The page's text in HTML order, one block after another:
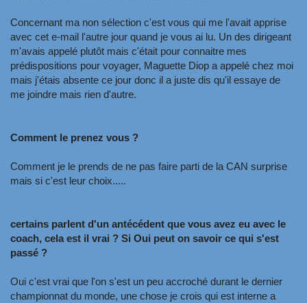
Concernant ma non sélection c'est vous qui me l'avait apprise
avec cet e-mail l'autre jour quand je vous ai lu. Un des dirigeant
m'avais appelé plutôt mais c'était pour connaitre mes
prédispositions pour voyager, Maguette Diop a appelé chez moi
mais j'étais absente ce jour donc il a juste dis qu'il essaye de
me joindre mais rien d'autre.
Comment le prenez vous ?
Comment je le prends de ne pas faire parti de la CAN surprise
mais si c'est leur choix.....
certains parlent d'un antécédent que vous avez eu avec le
coach, cela est il vrai ? Si Oui peut on savoir ce qui s'est
passé ?
Oui c'est vrai que l'on s'est un peu accroché durant le dernier
championnat du monde, une chose je crois qui est interne a